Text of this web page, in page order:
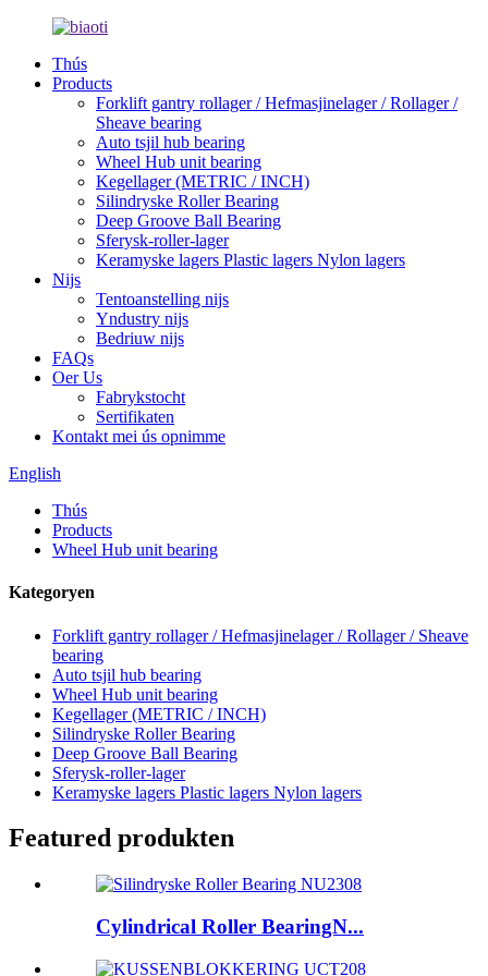
Thús
Products
Forklift gantry rollager / Hefmasjinelager / Rollager /
Sheave bearing
Auto tsjil hub bearing
Wheel Hub unit bearing
Kegellager (METRIC / INCH)
Silindryske Roller Bearing
Deep Groove Ball Bearing
Sferysk-roller-lager
Keramyske lagers Plastic lagers Nylon lagers
Nijs
Tentoanstelling nijs
Yndustry nijs
Bedriuw nijs
FAQs
Oer Us
Fabrykstocht
Sertifikaten
Kontakt mei ús opnimme
English
Thús
Products
Wheel Hub unit bearing
Kategoryen
Forklift gantry rollager / Hefmasjinelager / Rollager / Sheave
bearing
Auto tsjil hub bearing
Wheel Hub unit bearing
Kegellager (METRIC / INCH)
Silindryske Roller Bearing
Deep Groove Ball Bearing
Sferysk-roller-lager
Keramyske lagers Plastic lagers Nylon lagers
Featured produkten
Cylindrical Roller BearingN...